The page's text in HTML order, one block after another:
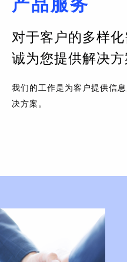
对于客户的多样化
诚为您提供解决
我们的工作是为客户提供信
决方案。